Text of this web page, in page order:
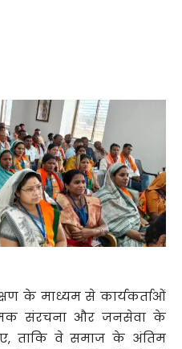
के माध्यम से कार्यकर्ताओं
संरचना और जनसेवा के
ताकि वे समाज के अंतिम